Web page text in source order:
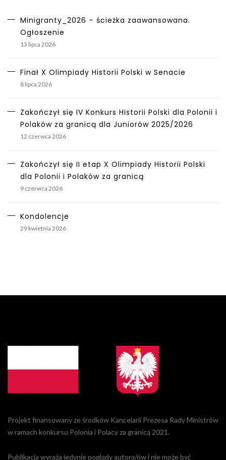
Minigranty_2026 – ścieżka zaawansowana.
Ogłoszenie
13 lipca 2026
Finał X Olimpiady Historii Polski w Senacie
8 lipca 2026
Zakończył się IV Konkurs Historii Polski dla Polonii i
Polaków za granicą dla Juniorów 2025/2026
12 czerwca 2026
Zakończył się II etap X Olimpiady Historii Polski
dla Polonii i Polaków za granicą
9 czerwca 2026
Kondolencje
29 kwietnia 2026
Projekt finansowany ze środków Kancelarii Prezesa Rady Ministrów
w ramach konkursu Polonia i Polacy za granicą 2021.
Publikacja wyraża jedynie poglądy autora/ów i nie może być